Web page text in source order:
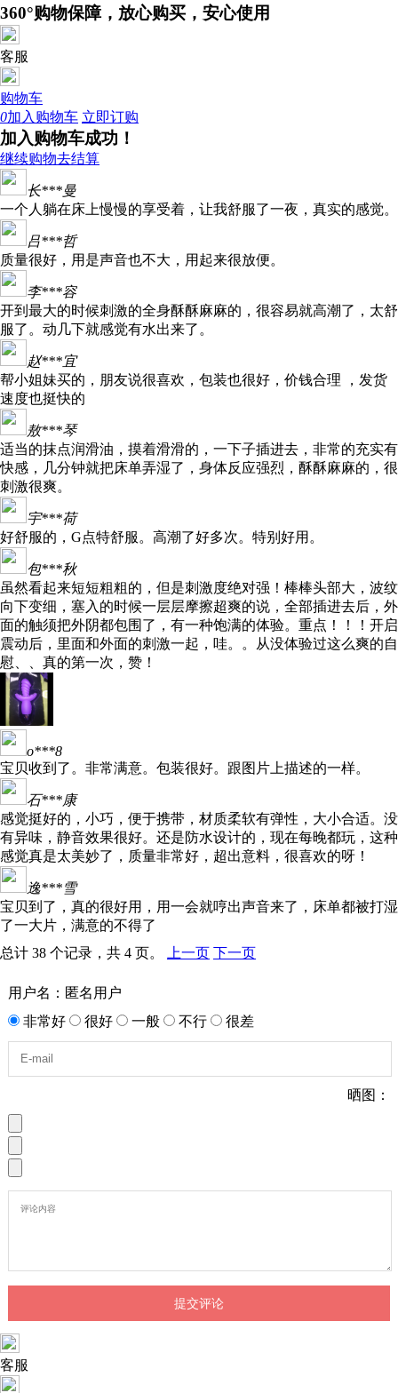
360°购物保障，放心购买，安心使用
客服
购物车
0加入购物车 立即订购
加入购物车成功！
继续购物去结算
长***曼
一个人躺在床上慢慢的享受着，让我舒服了一夜，真实的感觉。
吕***哲
质量很好，用是声音也不大，用起来很放便。
李***容
开到最大的时候刺激的全身酥酥麻麻的，很容易就高潮了，太舒
服了。动几下就感觉有水出来了。
赵***宜
帮小姐妹买的，朋友说很喜欢，包装也很好，价钱合理 ，发货
速度也挺快的
敖***琴
适当的抹点润滑油，摸着滑滑的，一下子插进去，非常的充实有
快感，几分钟就把床单弄湿了，身体反应强烈，酥酥麻麻的，很
刺激很爽。
宇***荷
好舒服的，G点特舒服。高潮了好多次。特别好用。
包***秋
虽然看起来短短粗粗的，但是刺激度绝对强！棒棒头部大，波纹
向下变细，塞入的时候一层层摩擦超爽的说，全部插进去后，外
面的触须把外阴都包围了，有一种饱满的体验。重点！！！开启
震动后，里面和外面的刺激一起，哇。。从没体验过这么爽的自
慰、、真的第一次，赞！
o***8
宝贝收到了。非常满意。包装很好。跟图片上描述的一样。
石***康
感觉挺好的，小巧，便于携带，材质柔软有弹性，大小合适。没
有异味，静音效果很好。还是防水设计的，现在每晚都玩，这种
感觉真是太美妙了，质量非常好，超出意料，很喜欢的呀！
逸***雪
宝贝到了，真的很好用，用一会就哼出声音来了，床单都被打湿
了一大片，满意的不得了
总计 38 个记录，共 4 页。
上一页 下一页
用户名：匿名用户
非常好
很好 一般 不行 很差
晒图：
客服